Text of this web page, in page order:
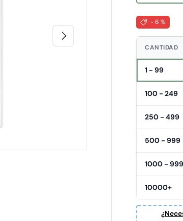
Siguiente
- 6 %
CANTIDAD
1 - 99
100 - 249
250 - 499
500 - 999
1000 -
10000+